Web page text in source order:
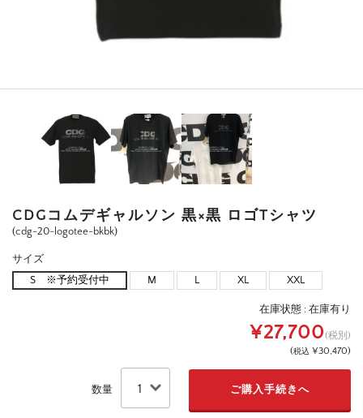
CDGコムデギャルソン 黒×黒 ロゴTシャツ
(cdg-20-logotee-bkbk)
サイズ
S ※予約受付中
M L XL XXL
在庫状態 : 在庫有り
¥27,700(税別)
(税込 ¥30,470)
数量